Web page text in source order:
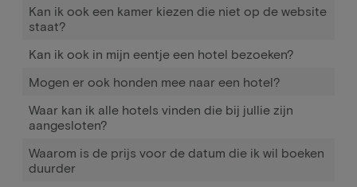
Kan ik ook een kamer kiezen die niet op de website
staat?
Kan ik ook in mijn eentje een hotel bezoeken?
Mogen er ook honden mee naar een hotel?
Waar kan ik alle hotels vinden die bij jullie zijn
aangesloten?
Waarom is de prijs voor de datum die ik wil boeken
duurder